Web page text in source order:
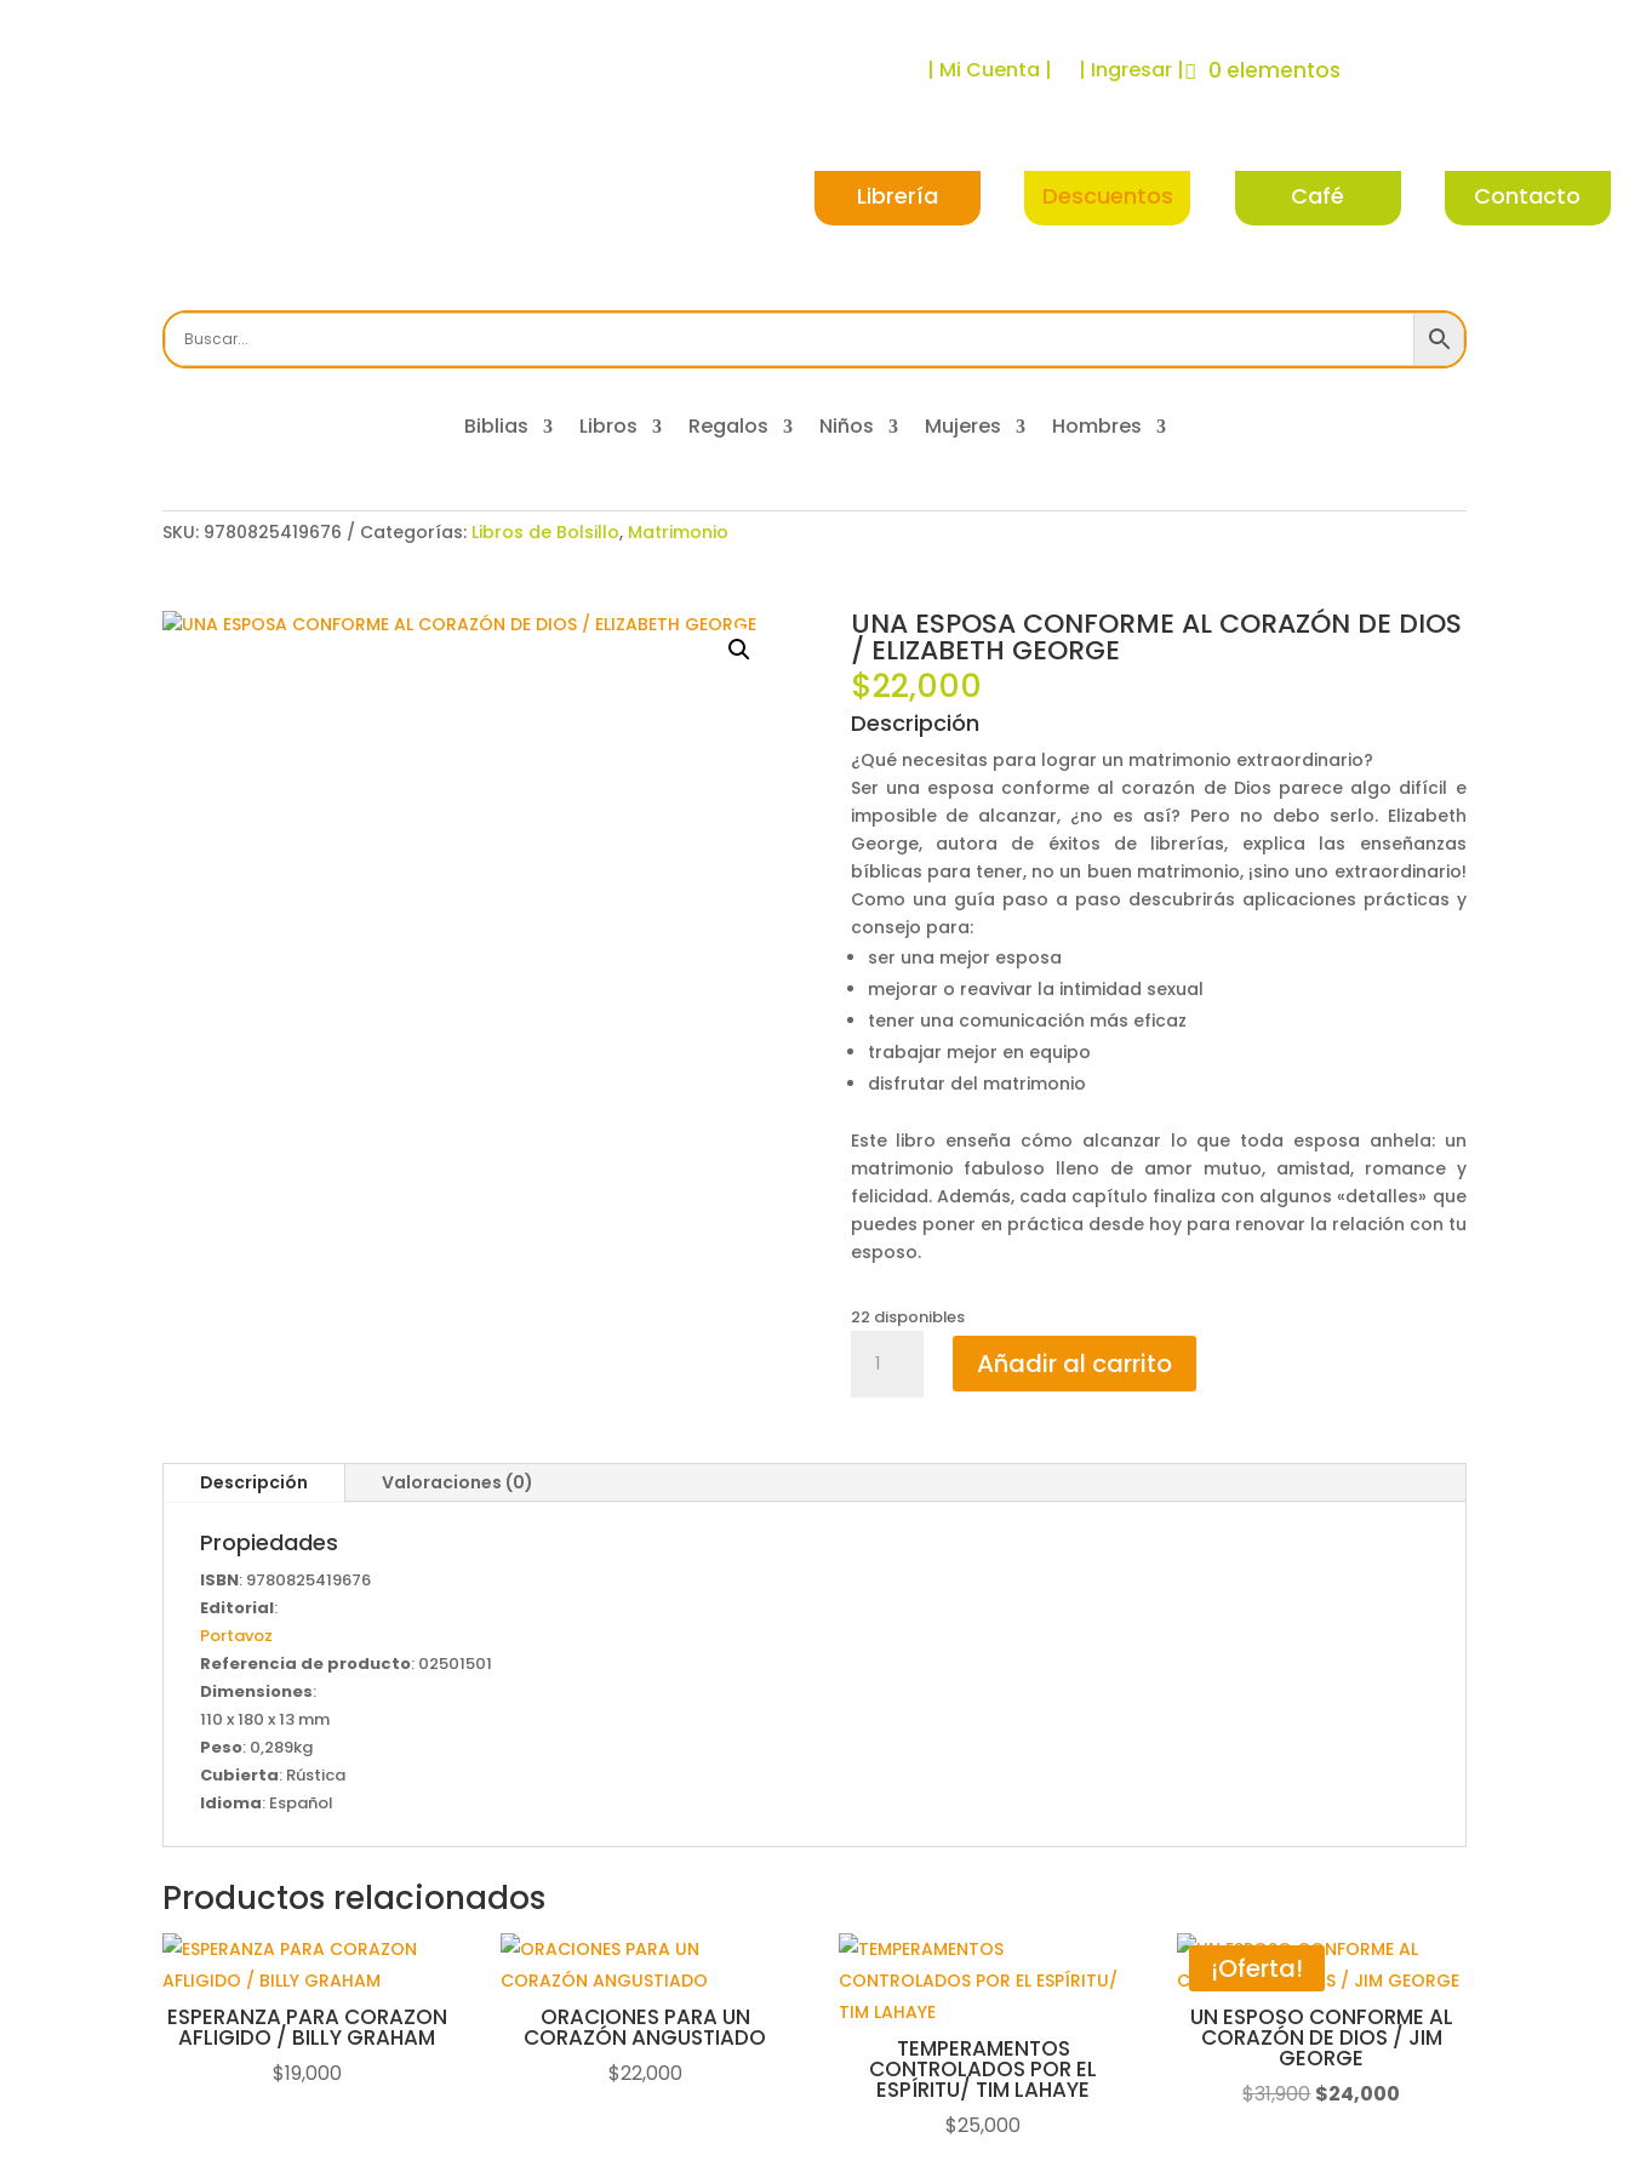
| Mi Cuenta | | Ingresar | 0 elementos
Librería Descuentos Café Contacto
Biblias Libros Regalos Niños Mujeres Hombres
SKU: 9780825419676 Categorías: Libros de Bolsillo, Matrimonio
UNA ESPOSA CONFORME AL CORAZÓN DE DIOS
/ ELIZABETH GEORGE
$22,000
Descripción
¿Qué necesitas para lograr un matrimonio extraordinario?
Ser una esposa conforme al corazón de Dios parece algo difícil e
imposible de alcanzar, ¿no es así? Pero no debo serlo. Elizabeth
George, autora de éxitos de librerías, explica las enseñanzas
bíblicas para tener, no un buen matrimonio, ¡sino uno extraordinario!
Como una guía paso a paso descubrirás aplicaciones prácticas y
consejo para:
ser una mejor esposa
mejorar o reavivar la intimidad sexual
tener una comunicación más eficaz
trabajar mejor en equipo
disfrutar del matrimonio
Este libro enseña cómo alcanzar lo que toda esposa anhela: un
matrimonio fabuloso lleno de amor mutuo, amistad, romance y
felicidad. Además, cada capítulo finaliza con algunos «detalles» que
puedes poner en práctica desde hoy para renovar la relación con tu
esposo.
22 disponibles
ESPOSA
DIOS
Añadir al carrito
Descripción Valoraciones (0)
Propiedades
ISBN: 9780825419676
Editorial:
Portavoz
Referencia de producto: 02501501
Dimensiones:
110 x 180 x 13 mm
Peso: 0,289kg
Cubierta: Rústica
Idioma: Español
Productos relacionados
ESPERANZA PARA CORAZON
AFLIGIDO / BILLY GRAHAM
$19,000
ORACIONES PARA UN
CORAZÓN ANGUSTIADO
$22,000
TEMPERAMENTOS
CONTROLADOS POR EL
ESPÍRITU/ TIM LAHAYE
$25,000
¡Oferta!
UN ESPOSO CONFORME AL
CORAZÓN DE DIOS / JIM
GEORGE
$31,900El
$24,000